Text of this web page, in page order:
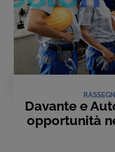
Davante e
opportunità